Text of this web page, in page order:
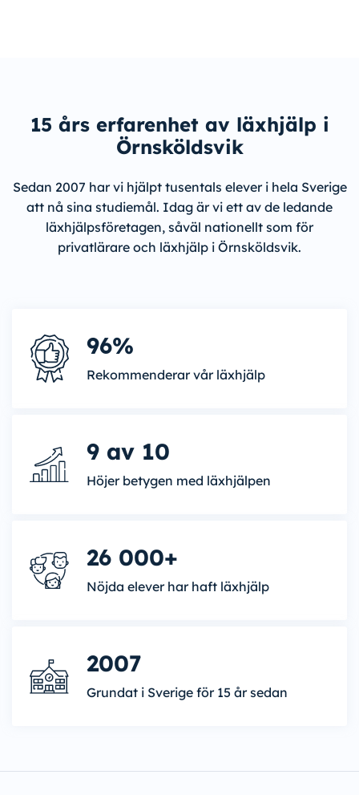
15 års erfarenhet av läxhjälp i
Örnsköldsvik
Sedan 2007 har vi hjälpt tusentals elever i hela Sverige
att nå sina studiemål. Idag är vi ett av de ledande
läxhjälpsföretagen, såväl nationellt som för
privatlärare och läxhjälp i Örnsköldsvik.
96%
Rekommenderar vår läxhjälp
9 av 10
Höjer betygen med läxhjälpen
26 000+
Nöjda elever har haft läxhjälp
2007
Grundat i Sverige för 15 år sedan